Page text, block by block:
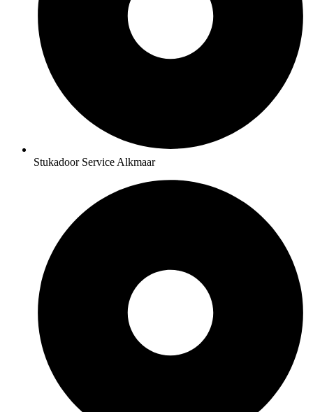
Stukadoor Service Alkmaar